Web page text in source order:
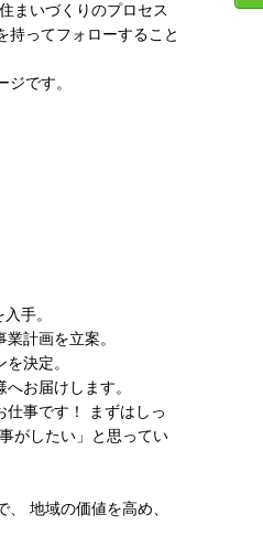
まいづくりのプロセス
持ってフォローすること
です。
手。
計画を立案。
決定。
お届けします。
事です！ まずはしっ
がしたい」と思ってい
地域の価値を高め、